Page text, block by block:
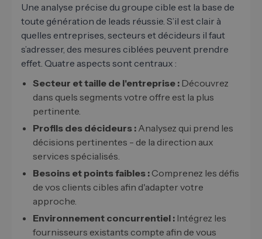
Une analyse précise du groupe cible est la base de
toute génération de leads réussie. S’il est clair à
quelles entreprises, secteurs et décideurs il faut
s’adresser, des mesures ciblées peuvent prendre
effet. Quatre aspects sont centraux :
Secteur et taille de l'entreprise : Découvrez
dans quels segments votre offre est la plus
pertinente.
Profils des décideurs : Analysez qui prend les
décisions pertinentes - de la direction aux
services spécialisés.
Besoins et points faibles : Comprenez les défis
de vos clients cibles afin d'adapter votre
approche.
Environnement concurrentiel : Intégrez les
fournisseurs existants compte afin de vous